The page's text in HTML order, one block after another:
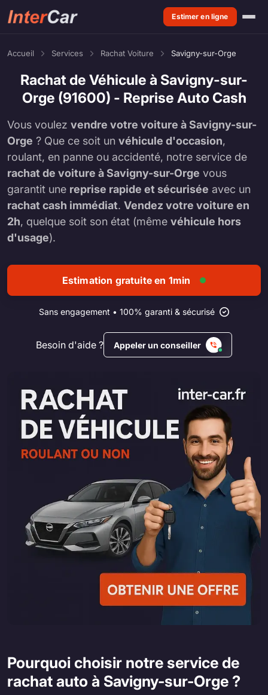
Estimer en ligne
Accueil Services Rachat Voiture Savigny-sur-Orge
Rachat de Véhicule à Savigny-sur-
Orge (91600) - Reprise Auto Cash
Vous voulez vendre votre voiture à Savigny-sur-
Orge ? Que ce soit un véhicule d'occasion,
roulant, en panne ou accidenté, notre service de
rachat de voiture à Savigny-sur-Orge vous
garantit une reprise rapide et sécurisée avec un
rachat cash immédiat. Vendez votre voiture en
2h, quelque soit son état (même véhicule hors
d'usage).
Estimation gratuite en 1min
Sans engagement • 100% garanti & sécurisé
Besoin d'aide ? Appeler un conseiller
Pourquoi choisir notre service de
rachat auto à Savigny-sur-Orge ?